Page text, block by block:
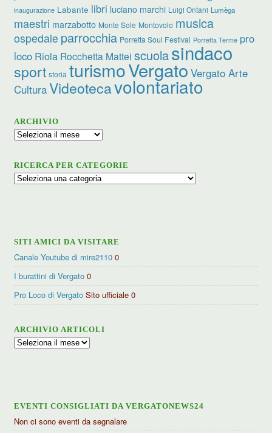
inaugurazione Labante libri luciano marchi Luigi Ontani Lumèga
maestri marzabotto Monte Sole Montovolo musica
ospedale parrocchia Porretta Soul Festival Porretta Terme pro
loco Riola Rocchetta Mattei scuolasindaco
sport storia turismoVergato Vergato Arte
CulturaVideotecavolontariato
ARCHIVIO
Archivio
RICERCA PER CATEGORIE
Ricerca
SITI AMICI DA VISITARE
Canale Youtube di mire2110 0
I burattini di Vergato 0
Pro Loco di Vergato Sito ufficiale 0
ARCHIVIO ARTICOLI
Archivio
EVENTI CONSIGLIATI DA VERGATONEWS24
Non ci sono eventi da segnalare